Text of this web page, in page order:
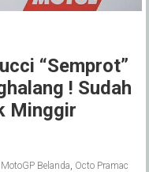
“Semprot”
! Sudah
Minggir
MotoGP Belanda, Octo Pramac